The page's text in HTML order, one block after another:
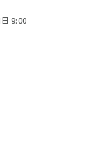
9:00